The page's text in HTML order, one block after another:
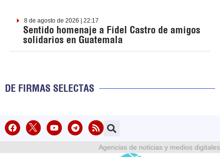
8 de agosto de 2026 | 22:17
Sentido homenaje a Fidel Castro de amigos
solidarios en Guatemala
DE FIRMAS SELECTAS
Agencias de noticias y medios digitales